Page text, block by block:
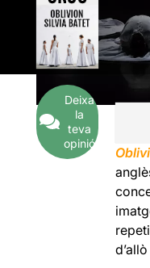
Deixa
la
teva
opinió